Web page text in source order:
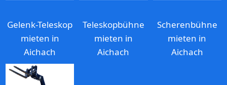
Gelenk-Teleskop
mieten in
Aichach
Teleskopbühne
mieten in
Aichach
Scherenbühne
mieten in
Aichach